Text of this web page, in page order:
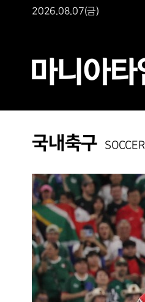
2026.08.07(금)
국내축구 SOCCER